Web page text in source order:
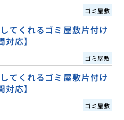
ゴミ屋敷
てくれるゴミ屋敷片付け
応】
ゴミ屋敷
てくれるゴミ屋敷片付け
応】
ゴミ屋敷